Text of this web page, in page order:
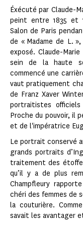
Éxécuté par Claude-
peint entre 1835 et
Salon de Paris
de « Madame de L.
exposé. Claude-
sein de la haute
commencé une
vaut pratiquement
de Franz Xaver
portraitistes
Proche du pouvoir, il
et de l'impératrice
Le portrait conservé
grands portraits
traitement des
qu’il y a de plus
Champfleury
chéri des femmes de
la couturière.
savait les avantager